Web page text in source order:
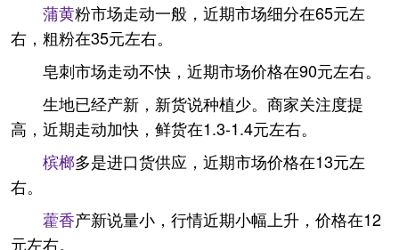
蒲黄粉市场走动一般，近期市场细分在65元左
右，粗粉在35元左右。
皂刺市场走动不快，近期市场价格在90元左右。
生地已经产新，新货说种植少。商家关注度提
高，近期走动加快，鲜货在1.3-1.4元左右。
槟榔多是进口货供应，近期市场价格在13元左
右。
藿香产新说量小，行情近期小幅上升，价格在12
元左右。